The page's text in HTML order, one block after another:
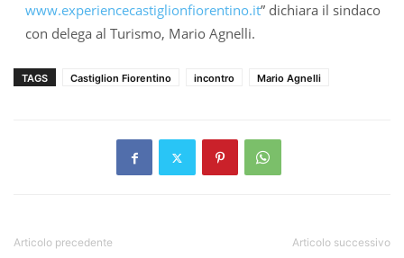
www.experiencecastiglionfiorentino.it” dichiara il sindaco
con delega al Turismo, Mario Agnelli.
TAGS Castiglion Fiorentino incontro Mario Agnelli
Articolo precedente Articolo successivo